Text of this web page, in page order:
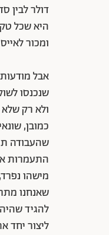
היא שכל
ומכור
אבל
ולא רק
כמובן,
שהעבודה
התעמרות
מישהו
שאנחנו
להגיד
ליצור יחד